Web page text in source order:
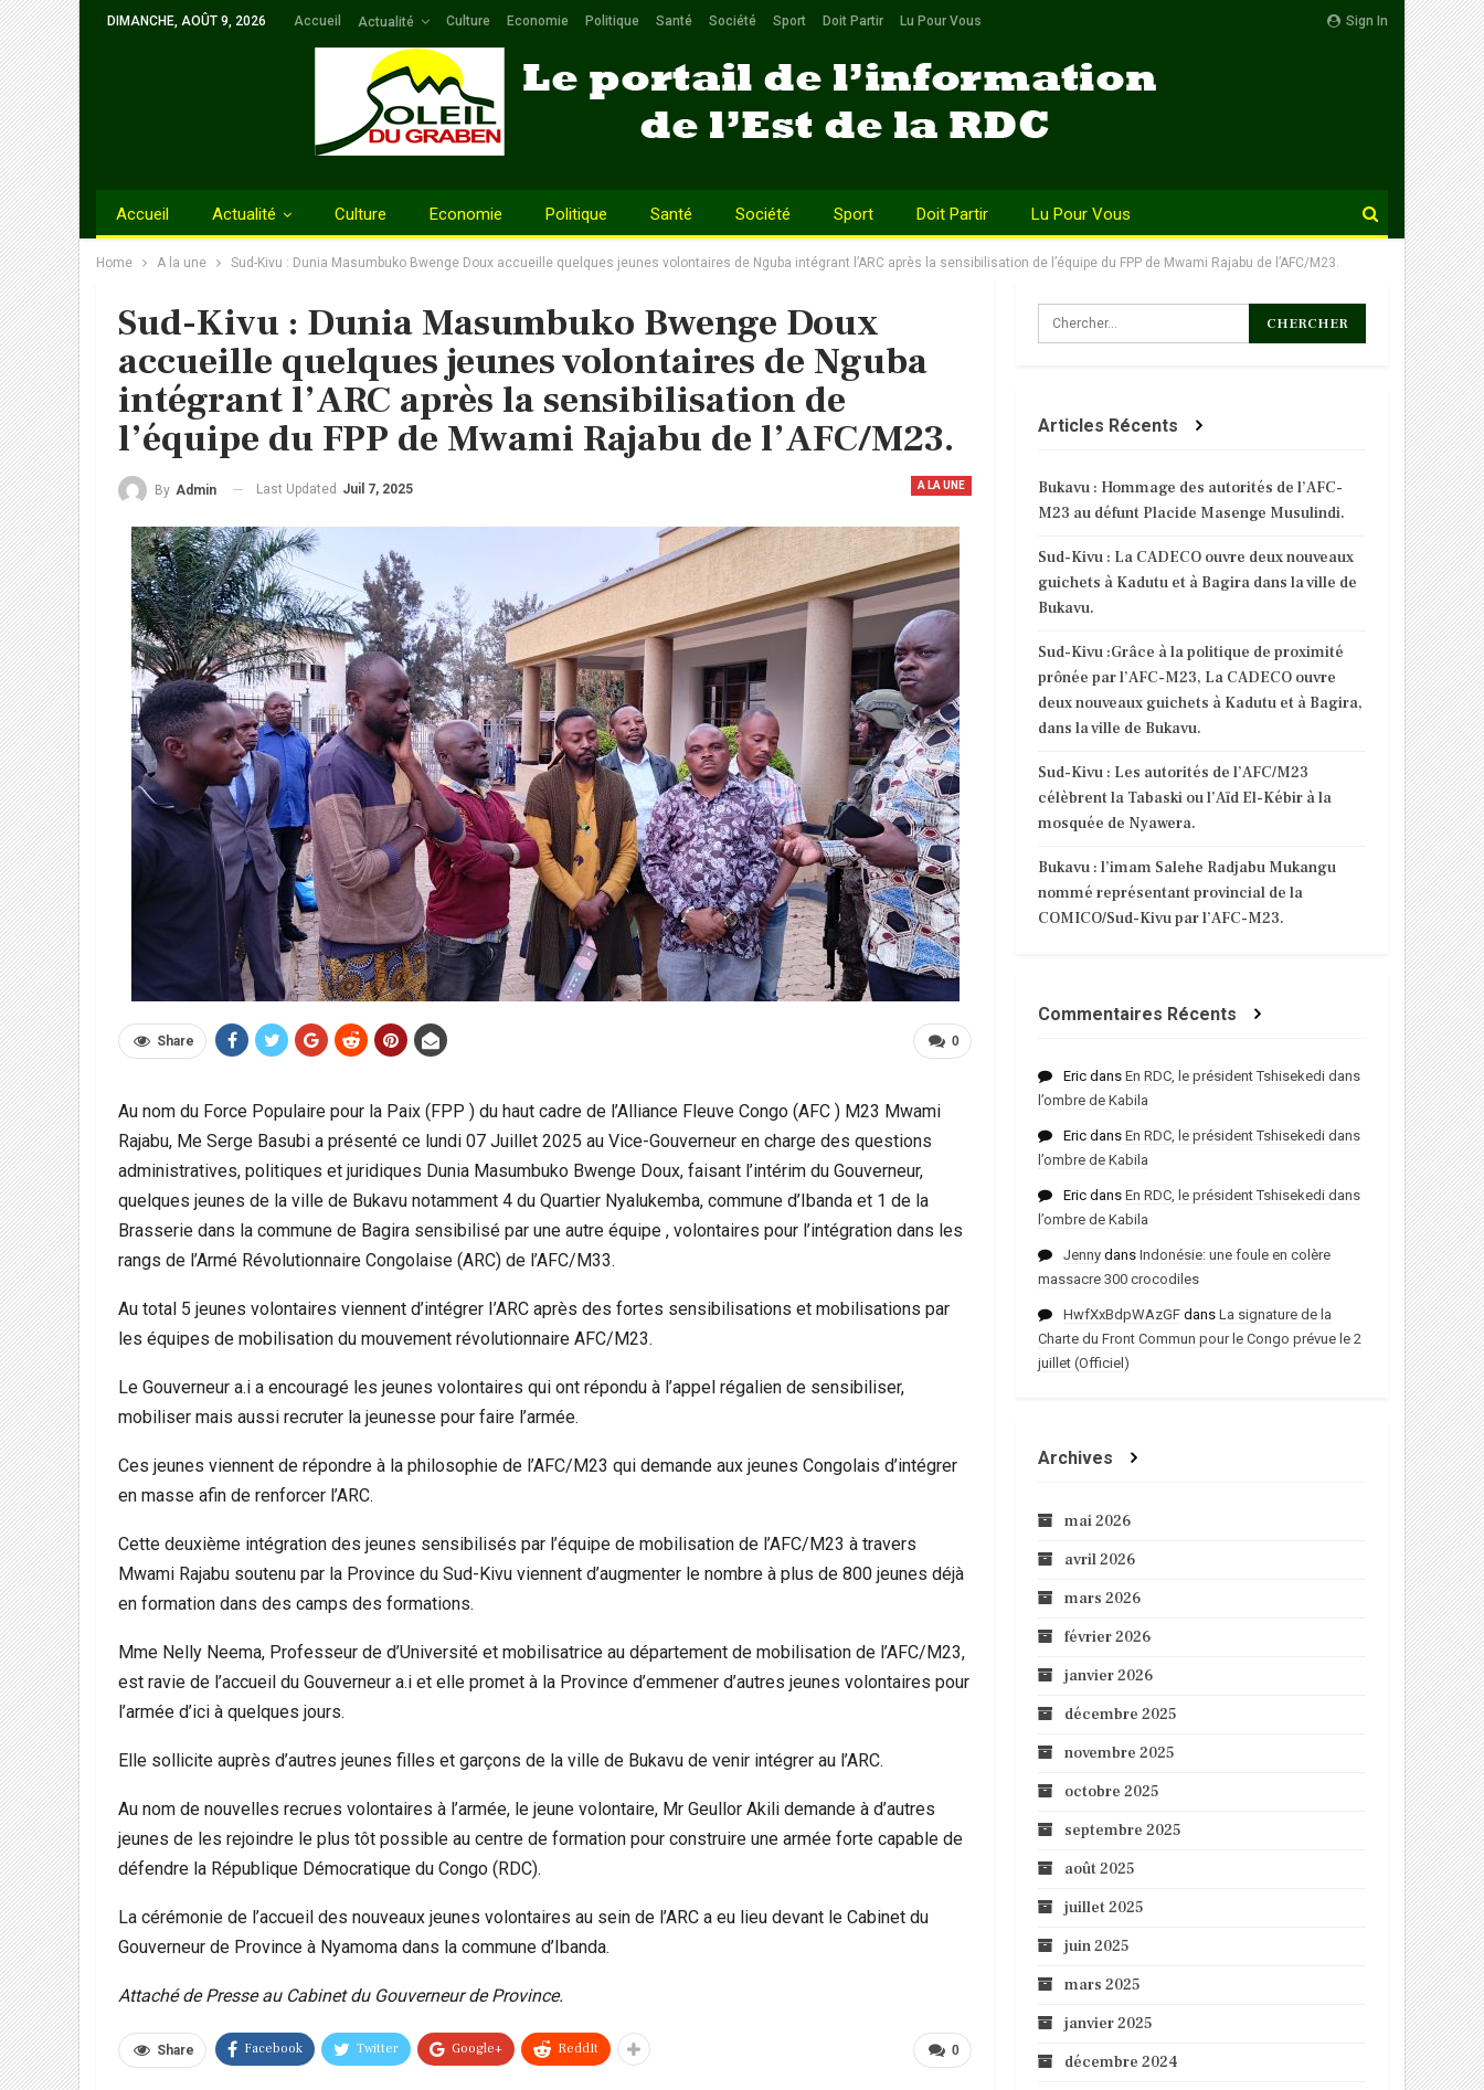
Sign In
DIMANCHE, AOÛT 9, 2026 Accueil Actualité Culture Economie Politique Santé Société Sport Doit Partir Lu Pour Vous
Accueil Actualité Culture Economie Politique Santé Société Sport Doit Partir Lu Pour Vous
Home A la une Sud-Kivu : Dunia Masumbuko Bwenge Doux accueille quelques jeunes volontaires de Nguba intégrant l’ARC après la sensibilisation de l’équipe du FPP de Mwami Rajabu de l’AFC/M23.
Sud-Kivu : Dunia Masumbuko Bwenge Doux
accueille quelques jeunes volontaires de Nguba
intégrant l’ARC après la sensibilisation de
l’équipe du FPP de Mwami Rajabu de l’AFC/M23.
A LA UNE
By Admin Last Updated Juil 7, 2025
0
Share
Au nom du Force Populaire pour la Paix (FPP ) du haut cadre de l’Alliance Fleuve Congo (AFC ) M23 Mwami
Rajabu, Me Serge Basubi a présenté ce lundi 07 Juillet 2025 au Vice-Gouverneur en charge des questions
administratives, politiques et juridiques Dunia Masumbuko Bwenge Doux, faisant l’intérim du Gouverneur,
quelques jeunes de la ville de Bukavu notamment 4 du Quartier Nyalukemba, commune d’Ibanda et 1 de la
Brasserie dans la commune de Bagira sensibilisé par une autre équipe , volontaires pour l’intégration dans les
rangs de l’Armé Révolutionnaire Congolaise (ARC) de l’AFC/M33.
Au total 5 jeunes volontaires viennent d’intégrer I’ARC après des fortes sensibilisations et mobilisations par
les équipes de mobilisation du mouvement révolutionnaire AFC/M23.
Le Gouverneur a.i a encouragé les jeunes volontaires qui ont répondu à l’appel régalien de sensibiliser,
mobiliser mais aussi recruter la jeunesse pour faire l’armée.
Ces jeunes viennent de répondre à la philosophie de l’AFC/M23 qui demande aux jeunes Congolais d’intégrer
en masse afin de renforcer l’ARC.
Cette deuxième intégration des jeunes sensibilisés par l’équipe de mobilisation de l’AFC/M23 à travers
Mwami Rajabu soutenu par la Province du Sud-Kivu viennent d’augmenter le nombre à plus de 800 jeunes déjà
en formation dans des camps des formations.
Mme Nelly Neema, Professeur de d’Université et mobilisatrice au département de mobilisation de l’AFC/M23,
est ravie de l’accueil du Gouverneur a.i et elle promet à la Province d’emmener d’autres jeunes volontaires pour
l’armée d’ici à quelques jours.
Elle sollicite auprès d’autres jeunes filles et garçons de la ville de Bukavu de venir intégrer au l’ARC.
Au nom de nouvelles recrues volontaires à l’armée, le jeune volontaire, Mr Geullor Akili demande à d’autres
jeunes de les rejoindre le plus tôt possible au centre de formation pour construire une armée forte capable de
défendre la République Démocratique du Congo (RDC).
La cérémonie de l’accueil des nouveaux jeunes volontaires au sein de l’ARC a eu lieu devant le Cabinet du
Gouverneur de Province à Nyamoma dans la commune d’Ibanda.
Attaché de Presse au Cabinet du Gouverneur de Province.
0
Share Facebook Twitter Google+ ReddIt
Articles Récents
Bukavu : Hommage des autorités de l’AFC-
M23 au défunt Placide Masenge Musulindi.
Sud-Kivu : La CADECO ouvre deux nouveaux
guichets à Kadutu et à Bagira dans la ville de
Bukavu.
Sud-Kivu :Grâce à la politique de proximité
prônée par l’AFC-M23, La CADECO ouvre
deux nouveaux guichets à Kadutu et à Bagira,
dans la ville de Bukavu.
Sud-Kivu : Les autorités de l’AFC/M23
célèbrent la Tabaski ou l’Aïd El-Kébir à la
mosquée de Nyawera.
Bukavu : l’imam Salehe Radjabu Mukangu
nommé représentant provincial de la
COMICO/Sud-Kivu par l’AFC-M23.
Commentaires Récents
Eric dans En RDC, le président Tshisekedi dans
l’ombre de Kabila
Eric dans En RDC, le président Tshisekedi dans
l’ombre de Kabila
Eric dans En RDC, le président Tshisekedi dans
l’ombre de Kabila
Jenny dans Indonésie: une foule en colère
massacre 300 crocodiles
HwfXxBdpWAzGF dans La signature de la
Charte du Front Commun pour le Congo prévue le 2
juillet (Officiel)
Archives
mai 2026
avril 2026
mars 2026
février 2026
janvier 2026
décembre 2025
novembre 2025
octobre 2025
septembre 2025
août 2025
juillet 2025
juin 2025
mars 2025
janvier 2025
décembre 2024